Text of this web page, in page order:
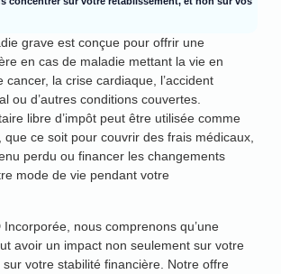
grave est conçue pour offrir une
en cas de maladie mettant la vie en
cancer, la crise cardiaque, l’accident
ou d’autres conditions couvertes.
libre d’impôt peut être utilisée comme
que ce soit pour couvrir des frais médicaux,
perdu ou financer les changements
mode de vie pendant votre
nous comprenons qu’une
avoir un impact non seulement sur votre
votre stabilité financière. Notre offre